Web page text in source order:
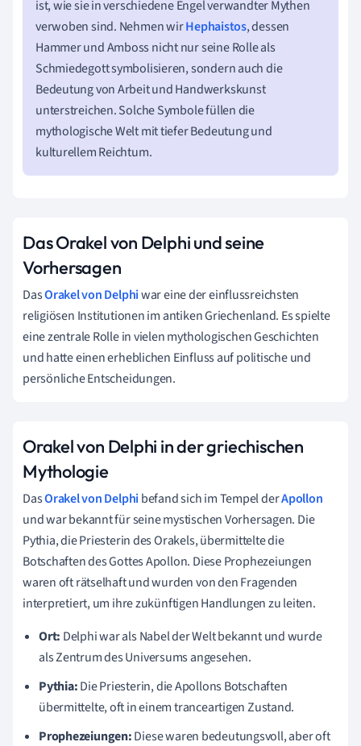
ist, wie sie in verschiedene Engel verwandter Mythen
verwoben sind. Nehmen wirHephaistos, dessen
Hammer und Amboss nicht nur seine Rolle als
Schmiedegott symbolisieren, sondern auch die
Bedeutung von Arbeit und Handwerkskunst
unterstreichen. Solche Symbole füllen die
mythologische Welt mit tiefer Bedeutung und
kulturellem Reichtum.
Das Orakel von Delphi und seine
Vorhersagen
DasOrakel von Delphiwar eine der einflussreichsten
religiösen Institutionen im antiken Griechenland. Es spielte
eine zentrale Rolle in vielen mythologischen Geschichten
und hatte einen erheblichen Einfluss auf politische und
persönliche Entscheidungen.
Orakel von Delphi in der griechischen
Mythologie
DasOrakel von Delphibefand sich im Tempel derApollon
und war bekannt für seine mystischen Vorhersagen. Die
Pythia, die Priesterin des Orakels, übermittelte die
Botschaften des Gottes Apollon. Diese Prophezeiungen
waren oft rätselhaft und wurden von den Fragenden
interpretiert, um ihre zukünftigen Handlungen zu leiten.
Ort: Delphi war als Nabel der Welt bekannt und wurde
als Zentrum des Universums angesehen.
Pythia:Die Priesterin, die Apollons Botschaften
übermittelte, oft in einem tranceartigen Zustand.
Prophezeiungen:Diese waren bedeutungsvoll, aber oft